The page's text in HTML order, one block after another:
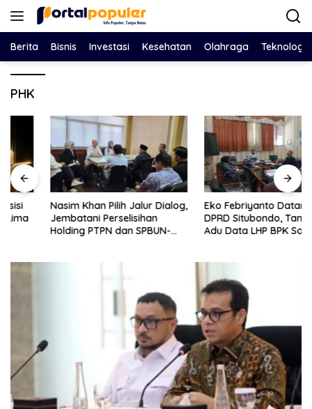
Langsung
Berita Bisnis Investasi Kesehatan Olahraga Teknologi
PHK
Nasim Khan Pilih Jalur Dialog,
Jembatani Perselisihan
Holding PTPN dan SPBUN-
Eko Febriyanto Datangi
DPRD Situbondo, Tantang
Adu Data LHP BPK Soal Klaim